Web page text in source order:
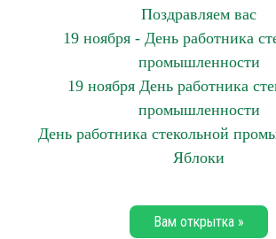
Поздравляем вас
19 ноября - День работника
промышленности
19 ноября День работника
промышленности
День работника стекольной
Яблоки
Вам открытка »